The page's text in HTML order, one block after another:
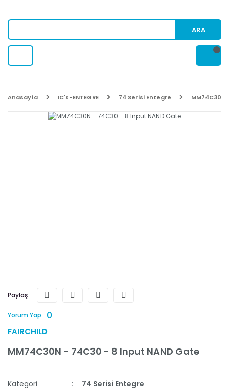
ARA
Anasayfa IC's-ENTEGRE 74 Serisi Entegre
Paylaş
Yorum Yap 0
FAIRCHILD
MM74C30N - 74C30 - 8 Input NAND Gate
Kategori
74 Serisi Entegre